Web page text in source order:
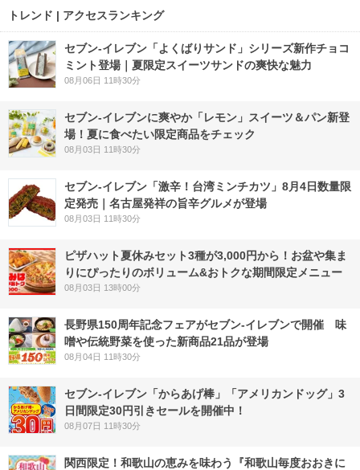
トレンド | アクセスランキング
セブン‐イレブン「よくばりサンド」シリーズ新作チョコ
ミント登場｜夏限定スイーツサンドの爽快な魅力
08月06日 11時30分
セブン‐イレブンに爽やか「レモン」スイーツ＆パン新登
場！夏に食べたい限定商品をチェック
08月03日 11時30分
セブン-イレブン「激辛！台湾ミンチカツ」8月4日数量限
定発売｜名古屋発祥の旨辛グルメが登場
08月03日 11時30分
ピザハット夏休みセット3種が3,000円から！お盆や集ま
りにぴったりのボリューム&おトクな期間限定メニュー
08月03日 13時00分
長野県150周年記念フェアがセブン-イレブンで開催 味
噌や伝統野菜を使った新商品21品が登場
08月04日 11時30分
セブン‐イレブン「からあげ棒」「アメリカンドッグ」3
日間限定30円引きセールを開催中！
08月07日 11時30分
関西限定！和歌山の恵みを味わう『和歌山毎度おおきに